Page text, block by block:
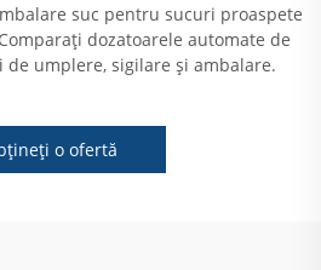
suc pentru sucuri proaspete
dozatoarele automate de
umplere, sigilare și ambalare.
o ofertă